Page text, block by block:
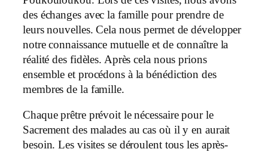
des échanges avec la famille pour prendre de
leurs nouvelles. Cela nous permet de développer
notre connaissance mutuelle et de connaître la
réalité des fidèles. Après cela nous prions
ensemble et procédons à la bénédiction des
membres de la famille.
Chaque prêtre prévoit le nécessaire pour le
Sacrement des malades au cas où il y en aurait
besoin. Les visites se déroulent tous les après-